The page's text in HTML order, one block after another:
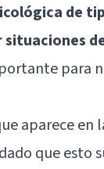
de
para
aparece en
que esto